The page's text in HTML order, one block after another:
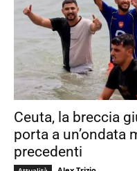
Ceuta, la breccia
porta a un’ondata
precedenti